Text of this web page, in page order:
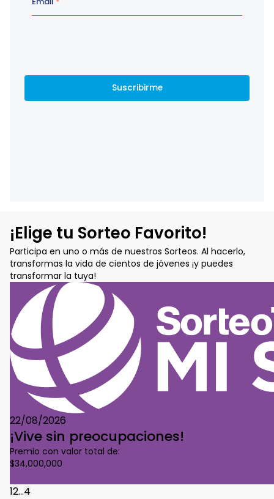
¡Elige tu Sorteo Favorito!
Participa en uno o más de nuestros Sorteos. Al hacerlo,
transformas la vida de cientos de jóvenes ¡y puedes
transformar la tuya!
22/08/2026
¡Vive sin preocupaciones!
Premio con valor total de:
$34,000,000
12...4